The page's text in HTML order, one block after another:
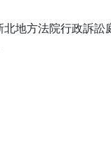
地方法院行政訴訟